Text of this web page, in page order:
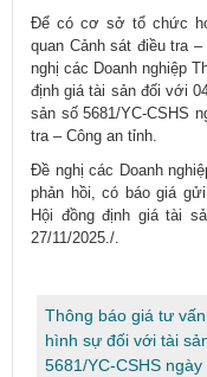
Để có cơ sở tổ chức
quan Cảnh sát điều tra
nghị các Doanh nghiệp
định giá tài sản đối với
sản số 5681/YC-CSHS
tra – Công an tỉnh.
Đề nghị các Doanh
phản hồi, có báo giá
Hội đồng định giá tài
27/11/2025./.​
Thông báo giá tư
hình sự đối với tài
5681/YC-CSHS